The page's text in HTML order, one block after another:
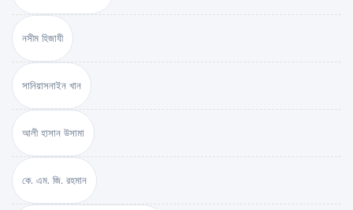
নসীম হিজাযী
সানিয়াসনাইন খান
আলী হাসান উসামা
কে. এম. জি. রহমান